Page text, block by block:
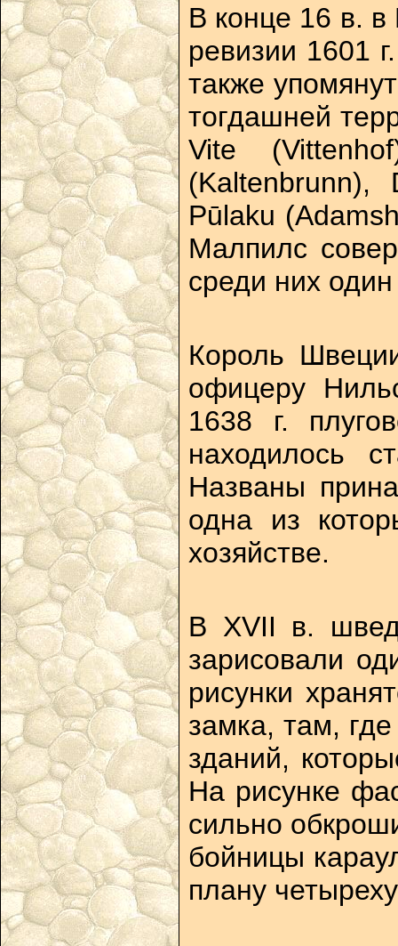
В конце 16 в.
ревизии 1601
также
тогдашней
Vite
(Kaltenbrunn),
Pūlaku
Малпилс
среди них
Король
офицеру
1638 г.
находилось
Названы
одна из
хозяйстве.
В XVII в.
зарисовали
рисунки
замка, там,
зданий,
На рисунке
сильно
бойницы
плану